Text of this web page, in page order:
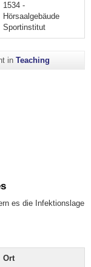
1534 -
Hörsaalgebäude
Sportinstitut
in Teaching
es die Infektionslage
Ort